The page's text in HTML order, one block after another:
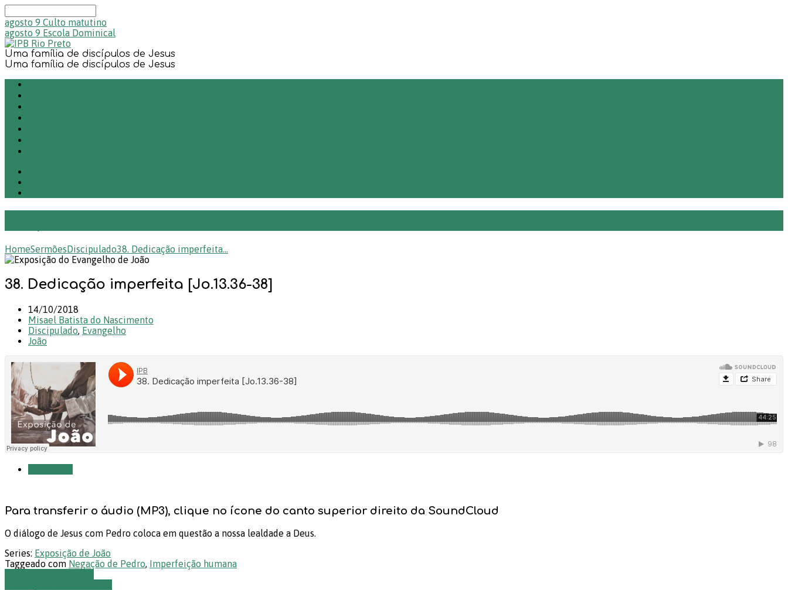
agosto 9 Culto matutino
agosto 9 Escola Dominical
Uma família de discípulos de Jesus
Uma família de discípulos de Jesus
HomeSermõesDiscipulado38. Dedicação imperfeita…
38. Dedicação imperfeita [Jo.13.36-38]
14/10/2018
Misael Batista do Nascimento
Discipulado, Evangelho
João
Para transferir o áudio (MP3), clique no ícone do canto superior direito da SoundCloud
O diálogo de Jesus com Pedro coloca em questão a nossa lealdade a Deus.
Series: Exposição de João
Taggeado com Negação de Pedro, Imperfeição humana